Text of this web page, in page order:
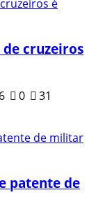
cruzeiros
0 31
patente de